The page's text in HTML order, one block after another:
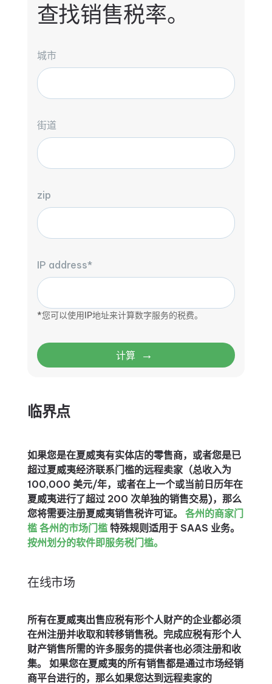
查找销售税率。
城市
街道
zip
IP address*
*您可以使用IP地址来计算数字服务的税费。
计算 →
临界点
如果您是在夏威夷有实体店的零售商，或者您是已
超过夏威夷经济联系门槛的远程卖家（总收入为
100,000 美元/年，或者在上一个或当前日历年在
夏威夷进行了超过 200 次单独的销售交易)，那么
您将需要注册夏威夷销售税许可证。 各州的商家门
槛 各州的市场门槛特殊规则适用于 SAAS 业务。
按州划分的软件即服务税门槛。
在线市场
所有在夏威夷出售应税有形个人财产的企业都必须
在州注册并收取和转移销售税。完成应税有形个人
财产销售所需的许多服务的提供者也必须注册和收
集。 如果您在夏威夷的所有销售都是通过市场经销
商平台进行的，那么如果您达到远程卖家的